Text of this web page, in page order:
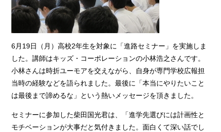
6月19日（月）高校2年生を対象に「進路セミナー」を実施しま
した。講師はキッズ・コーポレーションの小林浩之さんです。
小林さんは時折ユーモアを交えながら、自身が専門学校広報担
当時の経験などを語られました。最後に「本当にやりたいこと
は最後まで諦めるな」という熱いメッセージを頂きました。
セミナーに参加した柴田国光君は、「進学先選びには計画性と
モチベーションが大事だと気付きました。面白くて深い話でし